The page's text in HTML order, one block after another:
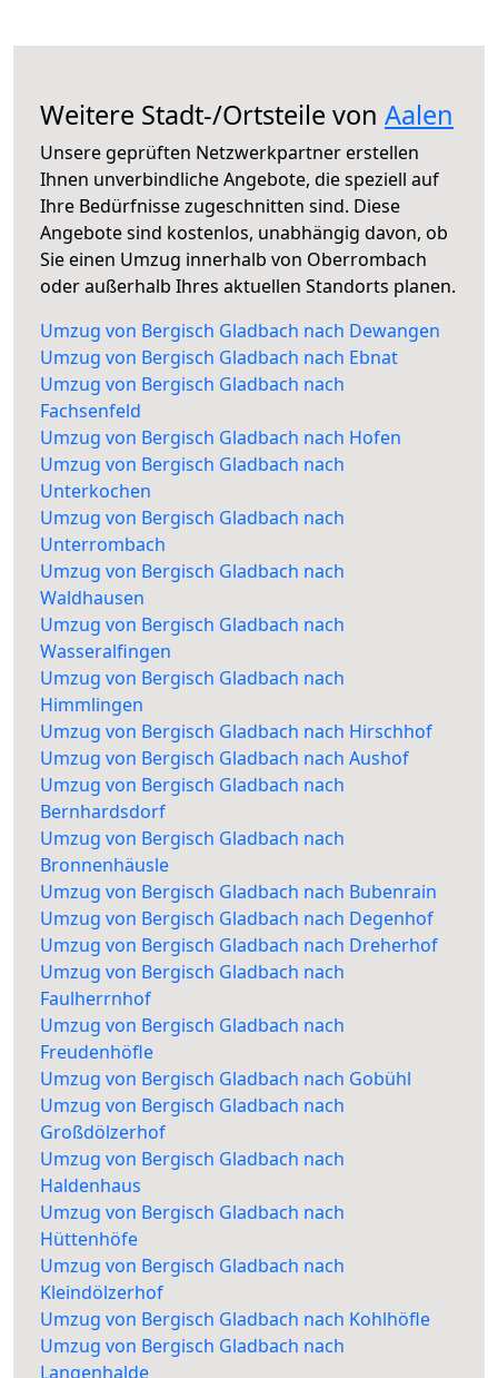
Weitere Stadt-/Ortsteile von Aalen
Unsere geprüften Netzwerkpartner erstellen
Ihnen unverbindliche Angebote, die speziell auf
Ihre Bedürfnisse zugeschnitten sind. Diese
Angebote sind kostenlos, unabhängig davon, ob
Sie einen Umzug innerhalb von Oberrombach
oder außerhalb Ihres aktuellen Standorts planen.
Umzug von Bergisch Gladbach nach Dewangen
Umzug von Bergisch Gladbach nach Ebnat
Umzug von Bergisch Gladbach nach
Fachsenfeld
Umzug von Bergisch Gladbach nach Hofen
Umzug von Bergisch Gladbach nach
Unterkochen
Umzug von Bergisch Gladbach nach
Unterrombach
Umzug von Bergisch Gladbach nach
Waldhausen
Umzug von Bergisch Gladbach nach
Wasseralfingen
Umzug von Bergisch Gladbach nach
Himmlingen
Umzug von Bergisch Gladbach nach Hirschhof
Umzug von Bergisch Gladbach nach Aushof
Umzug von Bergisch Gladbach nach
Bernhardsdorf
Umzug von Bergisch Gladbach nach
Bronnenhäusle
Umzug von Bergisch Gladbach nach Bubenrain
Umzug von Bergisch Gladbach nach Degenhof
Umzug von Bergisch Gladbach nach Dreherhof
Umzug von Bergisch Gladbach nach
Faulherrnhof
Umzug von Bergisch Gladbach nach
Freudenhöfle
Umzug von Bergisch Gladbach nach Gobühl
Umzug von Bergisch Gladbach nach
Großdölzerhof
Umzug von Bergisch Gladbach nach
Haldenhaus
Umzug von Bergisch Gladbach nach
Hüttenhöfe
Umzug von Bergisch Gladbach nach
Kleindölzerhof
Umzug von Bergisch Gladbach nach Kohlhöfle
Umzug von Bergisch Gladbach nach
Langenhalde